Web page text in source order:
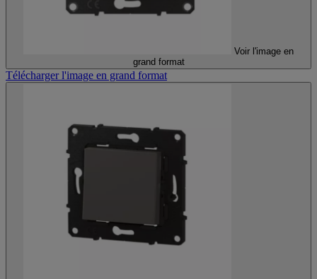
Voir l'image en
grand format
Télécharger l'image en grand format